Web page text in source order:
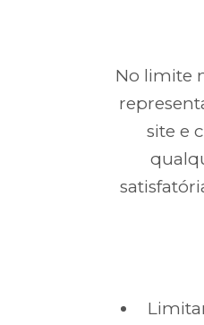
No limite
site e